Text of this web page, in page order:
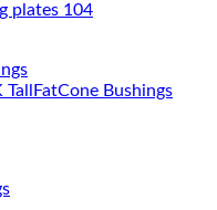
plates 104